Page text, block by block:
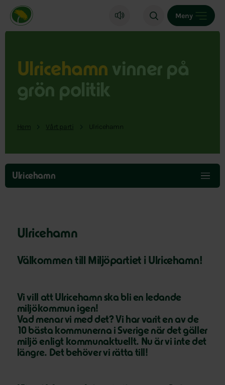
Miljöpartiet de gröna, startsida
Meny
Ulricehamn vinner på
grön politik
Hem Vårt parti Ulricehamn
Hoppa
över
menyn
Ulricehamn
Ulricehamn
Välkommen till Miljöpartiet i Ulricehamn!
Vi vill att Ulricehamn ska bli en ledande
miljökommun igen!
Vad menar vi med det? Vi har varit en av de
10 bästa kommunerna i Sverige när det gäller
miljö enligt kommunaktuellt. Nu är vi inte det
längre. Det behöver vi rätta till!